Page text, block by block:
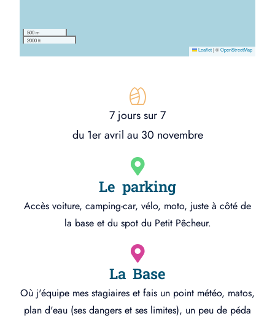
Le parking
Accès voiture, camping-car, vélo, moto, juste à côté de
la base et du spot du Petit Pêcheur.
La Base
Où j'équipe mes stagiaires et fais un point météo, matos,
plan d'eau (ses dangers et ses limites), un peu de péda
500 m
2000 ft
Leaflet |©OpenStreetMap
7 jours sur 7
du 1er avril au 30 novembre